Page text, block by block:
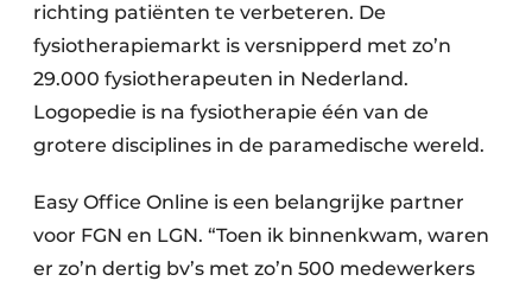
richting patiënten te verbeteren. De
fysiotherapiemarkt is versnipperd met zo’n
29.000 fysiotherapeuten in Nederland.
Logopedie is na fysiotherapie één van de
grotere disciplines in de paramedische wereld.
Easy Office Online is een belangrijke partner
voor FGN en LGN. “Toen ik binnenkwam, waren
er zo’n dertig bv’s met zo’n 500 medewerkers